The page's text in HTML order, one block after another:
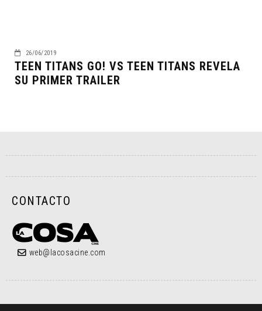
26/06/2019
TEEN TITANS GO! VS TEEN TITANS REVELA
SU PRIMER TRAILER
CONTACTO
web@lacosacine.com